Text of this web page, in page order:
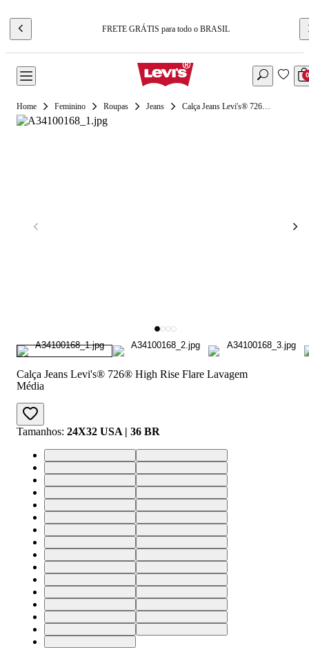
FRETE GRÁTIS para todo o BRASIL
0
Feminino Roupas Jeans Calça Jeans Levi's® 726® High Rise Flare Lavagem Média
Calça Jeans Levi's® 726® High Rise Flare Lavagem
Média
Tamanhos: 24X32 USA | 36 BR
24X32 USA | 36 BR25X32 USA | 36 BR
26X32 USA | 37 BR27X32 USA | 38 BR
28X32 USA | 39 BR29X32 USA | 40 BR
30X32 USA | 41 BR31X32 USA | 42 BR
32X32 USA | 43 BR33X32 USA | 44 BR
24X34 USA | 36 BR25X34 USA | 36 BR
26X34 USA | 37 BR27X34 USA | 38 BR
28X34 USA | 39 BR29X34 USA | 40 BR
30X34 USA | 41 BR31X34 USA | 42 BR
32X34 USA | 43 BR33X34 USA | 44 BR
34X34 USA | 46 BR24X30 USA | 36 BR
25X30 USA | 36 BR26X30 USA | 37 BR
27X30 USA | 38 BR28X30 USA | 39 BR
29X30 USA | 40 BR30X30 USA | 41 BR
31X30 USA | 42 BR32X30 USA | 43 BR
33X30 USA | 44 BR